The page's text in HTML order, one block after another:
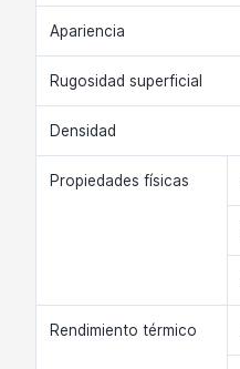
Apariencia
Rugosidad superficial
Densidad
Propiedades físicas
Rendimiento térmico